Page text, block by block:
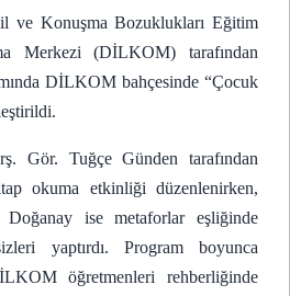
ve Konuşma Bozuklukları Eğitim
Merkezi (DİLKOM) tarafından
DİLKOM bahçesinde “Çocuk
Gör. Tuğçe Günden tarafından
okuma etkinliği düzenlenirken,
ise metaforlar eşliğinde
yaptırdı. Program boyunca
öğretmenleri rehberliğinde